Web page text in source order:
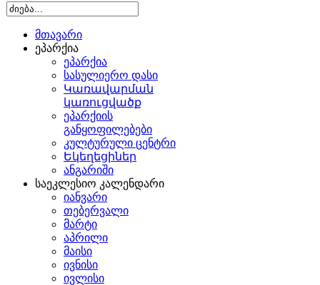
მთავარი
ეპარქია
ეპარქია
სასულიერო დასი
Կառավարման
կառուցվածք
ეპარქიის
განყოფილებები
კულტურული ცენტრი
Եկեղեցիներ
ანგარიში
საეკლესიო კალენდარი
იანვარი
თებერვალი
მარტი
აპრილი
მაისი
ივნისი
ივლისი